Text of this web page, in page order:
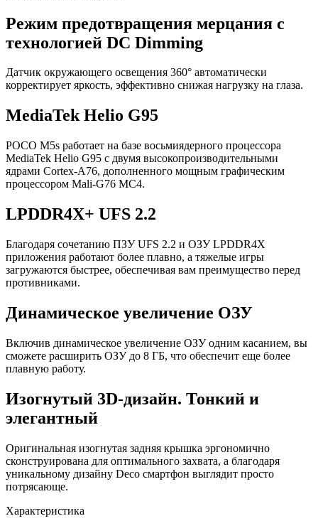
Режим предотвращения мерцания с
технологией DC Dimming
Датчик окружающего освещения 360° автоматически
корректирует яркость, эффективно снижая нагрузку на глаза.
MediaTek Helio G95
POCO M5s работает на базе восьмиядерного процессора
MediaTek Helio G95 с двумя высокопроизводительными
ядрами Cortex-A76, дополненного мощным графическим
процессором Mali-G76 MC4.
LPDDR4X+ UFS 2.2
Благодаря сочетанию ПЗУ UFS 2.2 и ОЗУ LPDDR4X
приложения работают более плавно, а тяжелые игры
загружаются быстрее, обеспечивая вам преимущество перед
противниками.
Динамическое увеличение ОЗУ
Включив динамическое увеличение ОЗУ одним касанием, вы
сможете расширить ОЗУ до 8 ГБ, что обеспечит еще более
плавную работу.
Изогнутый 3D-дизайн. Тонкий и
элегантный
Оригинальная изогнутая задняя крышка эргономично
сконструирована для оптимального захвата, а благодаря
уникальному дизайну Deco смартфон выглядит просто
потрясающе.
Характеристика